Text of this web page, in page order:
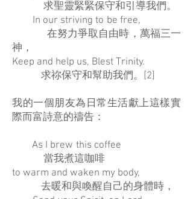
求聖靈緊緊保守和引導我們。
In our striving to be free,
在努力爭取自由時，萬福三一
神，
Keep and help us, Blest Trinity.
求祢保守和幫助我們。[2]
我的一個朋友為日常生活獻上這樣實
際而富詩意的禱告：
As I brew this coffee
當我煮這咖啡
to warm and waken my body,
去暖和與喚醒自己的身體時，